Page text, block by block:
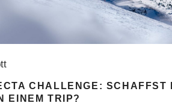
CHALLENGE: SCHAFFST
EINEM TRIP?